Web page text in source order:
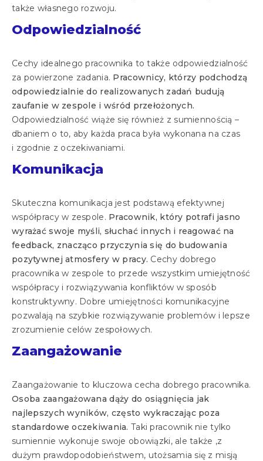
także własnego rozwoju.
Odpowiedzialność
Cechy idealnego pracownika to także odpowiedzialność
za powierzone zadania. Pracownicy, którzy podchodzą
odpowiedzialnie do realizowanych zadań budują
zaufanie w zespole i wśród przełożonych.
Odpowiedzialność wiąże się również z sumiennością –
dbaniem o to, aby każda praca była wykonana na czas
i zgodnie z oczekiwaniami.
Komunikacja
Skuteczna komunikacja jest podstawą efektywnej
współpracy w zespole. Pracownik, który potrafi jasno
wyrażać swoje myśli, słuchać innych i reagować na
feedback, znacząco przyczynia się do budowania
pozytywnej atmosfery w pracy. Cechy dobrego
pracownika w zespole to przede wszystkim umiejętność
współpracy i rozwiązywania konfliktów w sposób
konstruktywny. Dobre umiejętności komunikacyjne
pozwalają na szybkie rozwiązywanie problemów i lepsze
zrozumienie celów zespołowych.
Zaangażowanie
Zaangażowanie to kluczowa cecha dobrego pracownika.
Osoba zaangażowana dąży do osiągnięcia jak
najlepszych wyników, często wykraczając poza
standardowe oczekiwania. Taki pracownik nie tylko
sumiennie wykonuje swoje obowiązki, ale także ,z
dużym prawdopodobieństwem, utożsamia się z misją